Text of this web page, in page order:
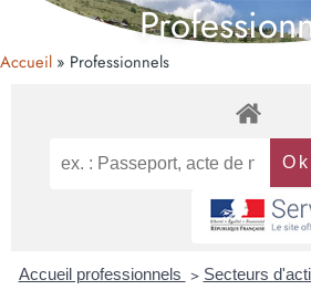
Accueil Professionnels
Accueil professionnels > Secteurs